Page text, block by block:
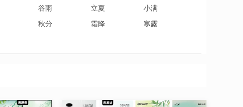
谷雨 立夏 小满
秋分 霜降 寒露